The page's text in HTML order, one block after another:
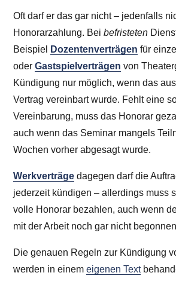
Oft darf er das gar nicht – jedenfalls
Honorarzahlung. Beibefristeten
Beispiel
Dozentenverträgen für
oderGastspielverträgen von
Kündigung nur möglich, wenn das
Vertrag vereinbart wurde. Fehlt eine
Vereinbarung, muss das Honorar
auch wenn das Seminar mangels
Wochen vorher abgesagt wurde.
Werkverträge dagegen darf die
jederzeit kündigen – allerdings muss
volle Honorar bezahlen, auch wenn
mit der Arbeit noch gar nicht
Die genauen Regeln zur Kündigung
werden in einemeigenen Text